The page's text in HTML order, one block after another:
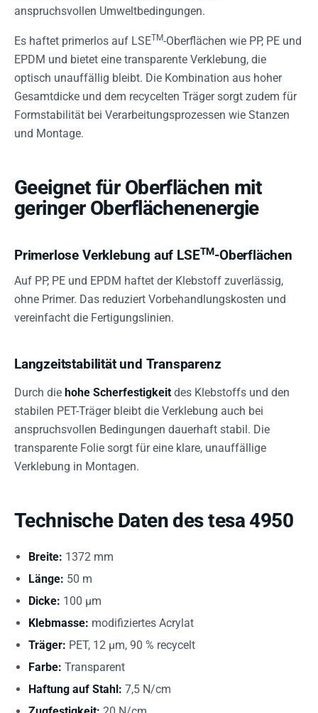
anspruchsvollen Umweltbedingungen.
Es haftet primerlos auf LSETM-Oberflächen wie PP, PE und
EPDM und bietet eine transparente Verklebung, die
optisch unauffällig bleibt. Die Kombination aus hoher
Gesamtdicke und dem recycelten Träger sorgt zudem für
Formstabilität bei Verarbeitungsprozessen wie Stanzen
und Montage.
Geeignet für Oberflächen mit
geringer Oberflächenenergie
Primerlose Verklebung auf LSETM-Oberflächen
Auf PP, PE und EPDM haftet der Klebstoff zuverlässig,
ohne Primer. Das reduziert Vorbehandlungskosten und
vereinfacht die Fertigungslinien.
Langzeitstabilität und Transparenz
Durch die hohe Scherfestigkeit des Klebstoffs und den
stabilen PET-Träger bleibt die Verklebung auch bei
anspruchsvollen Bedingungen dauerhaft stabil. Die
transparente Folie sorgt für eine klare, unauffällige
Verklebung in Montagen.
Technische Daten des tesa 4950
Breite: 1372 mm
Länge: 50 m
Dicke: 100 µm
Klebmasse: modifiziertes Acrylat
Träger: PET, 12 µm, 90 % recycelt
Farbe: Transparent
Haftung auf Stahl: 7,5 N/cm